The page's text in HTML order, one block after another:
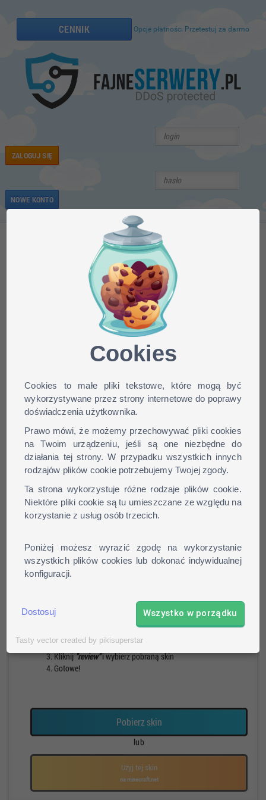
Cookies
Cookies to małe pliki tekstowe, które mogą być
wykorzystywane przez strony internetowe do poprawy
doświadczenia użytkownika.
Prawo mówi, że możemy przechowywać pliki cookies
na Twoim urządzeniu, jeśli są one niezbędne do
działania tej strony. W przypadku wszystkich innych
rodzajów plików cookie potrzebujemy Twojej zgody.
Ta strona wykorzystuje różne rodzaje plików cookie.
Niektóre pliki cookie są tu umieszczane ze względu na
korzystanie z usług osób trzecich.
Poniżej możesz wyrazić zgodę na wykorzystanie
wszystkich plików cookies lub dokonać indywidualnej
konfiguracji.
Dostosuj Wszystko w porządku
Tasty vector created by pikisuperstar
CENNIK Opcje płatności Przetestuj za darmo
ZALOGUJ SIĘ
NOWE KONTO
Minecraft skin swordpig dla
wersji: 1.9, 1.8, 1.7, 1.6, ...
Pieszy
Jak zainstalować skin?
Otwórz profil na stronie mojang.net
Kliknij"review"i wybierz pobraną skin
Gotowe!
Pobierz skin
lub
Użyj tej skin
na minecraft.net